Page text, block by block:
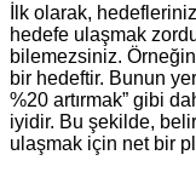
İlk olarak,
hedefe ulaşmak
bilemezsiniz.
bir hedeftir. Bunun
%20 artırmak” gibi
iyidir. Bu şekilde,
ulaşmak için net bir